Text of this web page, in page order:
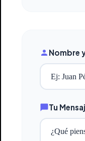
Nombre
Tu